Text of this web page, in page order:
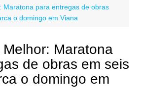
Maratona para entregas de obras
o domingo em Viana
Maratona
de obras em seis
o domingo em